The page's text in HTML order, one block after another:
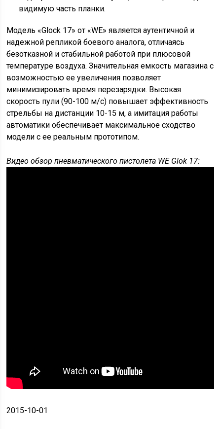
видимую часть планки.
Модель «Glock 17» от «WE» является аутентичной и
надежной репликой боевого аналога, отличаясь
безотказной и стабильной работой при плюсовой
температуре воздуха. Значительная емкость магазина с
возможностью ее увеличения позволяет
минимизировать время перезарядки. Высокая
скорость пули (90-100 м/с) повышает эффективность
стрельбы на дистанции 10-15 м, а имитация работы
автоматики обеспечивает максимальное сходство
модели с ее реальным прототипом.
Видео обзор пневматического пистолета WE Glok 17:
2015-10-01